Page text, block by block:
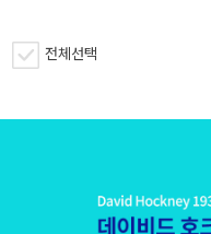
전체선택